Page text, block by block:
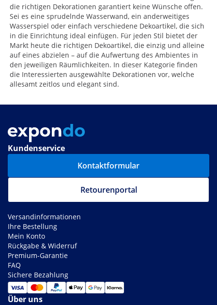
die richtigen Dekorationen garantiert keine Wünsche offen.
Sei es eine sprudelnde Wasserwand, ein anderweitiges
Wasserspiel oder einfach verschiedene Dekoartikel, die sich
in die Einrichtung ideal einfügen. Für jeden Stil bietet der
Markt heute die richtigen Dekoartikel, die einzig und alleine
auf eines abzielen – auf die Aufwertung des Ambientes in
den jeweiligen Räumlichkeiten. In dieser Kategorie finden
die Interessierten ausgewählte Dekorationen vor, welche
allesamt zeitlos und elegant sind.
Kundenservice
Kontaktformular
Retourenportal
Versandinformationen
Ihre Bestellung
Mein Konto
Rückgabe & Widerruf
Premium-Garantie
FAQ
Sichere Bezahlung
Über uns